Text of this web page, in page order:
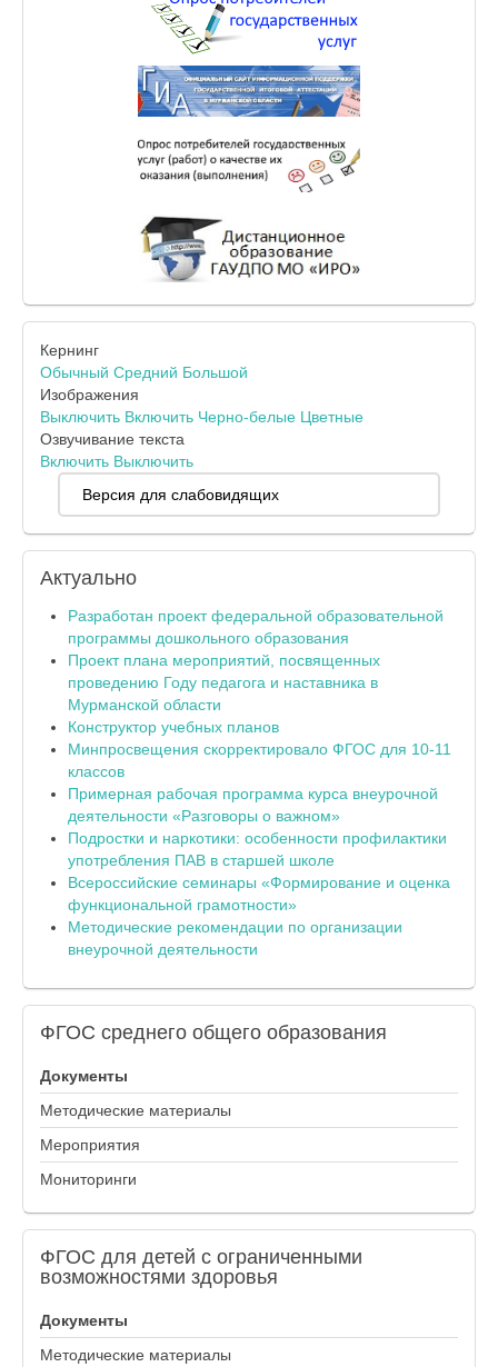
Кернинг
Обычный Средний Большой
Изображения
Выключить Включить Черно-белые Цветные
Озвучивание текста
Включить Выключить
Версия для слабовидящих
Актуально
Разработан проект федеральной образовательной
программы дошкольного образования
Проект плана мероприятий, посвященных
проведению Году педагога и наставника в
Мурманской области
Конструктор учебных планов
Минпросвещения скорректировало ФГОС для 10-11
классов
Примерная рабочая программа курса внеурочной
деятельности «Разговоры о важном»
Подростки и наркотики: особенности профилактики
употребления ПАВ в старшей школе
Всероссийские семинары «Формирование и оценка
функциональной грамотности»
Методические рекомендации по организации
внеурочной деятельности
ФГОС среднего общего образования
Документы
Методические материалы
Мероприятия
Мониторинги
ФГОС для детей с ограниченными
возможностями здоровья
Документы
Методические материалы